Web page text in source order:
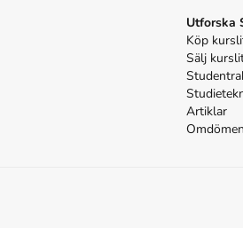
Utforska
Köp
Sälj
Artiklar
Omdömen